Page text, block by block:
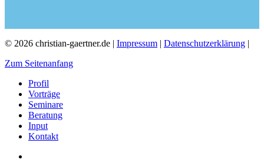
© 2026 christian-gaertner.de | Impressum | Datenschutzerklärung |
Zum Seitenanfang
Profil
Vorträge
Seminare
Beratung
Input
Kontakt